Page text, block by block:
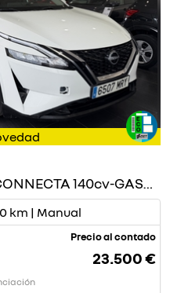
DIGT mHEV 4x2 N-CONNECTA 140cv-GASOLINA-
km | Manual
Precio al contado
23.500 €